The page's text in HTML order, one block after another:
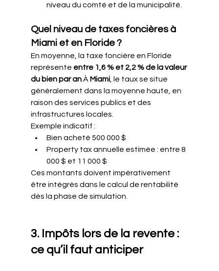
niveau du comté et de la municipalité.
Quel niveau de taxes foncières à
Miami et en Floride ?
En moyenne, la taxe foncière en Floride
représente entre 1,6 % et 2,2 % de la valeur
du bien par an.À Miami, le taux se situe
généralement dans la moyenne haute, en
raison des services publics et des
infrastructures locales.
Exemple indicatif :
Bien acheté 500 000 $
Property tax annuelle estimée : entre 8
000 $ et 11 000 $
Ces montants doivent impérativement
être intégrés dans le calcul de rentabilité
dès la phase de simulation.
3. Impôts lors de la revente :
ce qu’il faut anticiper